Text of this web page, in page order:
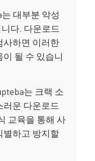
대부분 악성
다. 다운로드
사하면 이러한
될 수 있습니
는 크랙 소
러운 다운로드
교육을 통해 사
별하고 방지할